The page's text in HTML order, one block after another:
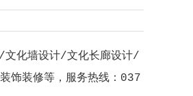
文化墙设计/文化长廊设计/
饰装修等，服务热线：037